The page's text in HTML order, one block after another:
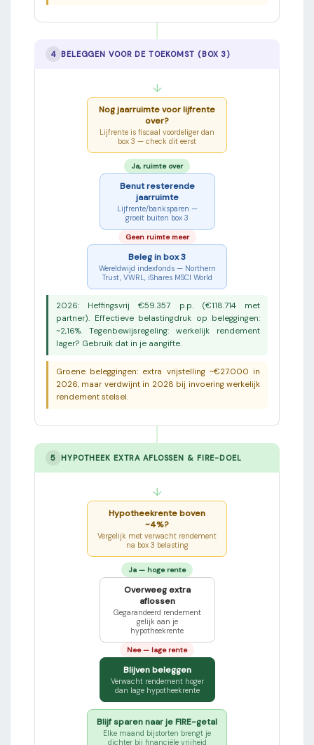
4 BELEGGEN VOOR DE TOEKOMST (BOX 3)
↓
Nog jaarruimte voor lijfrente
over?
Lijfrente is fiscaal voordeliger dan
box 3 — check dit eerst
Ja, ruimte over
Benut resterende
jaarruimte
Lijfrente/banksparen —
groeit buiten box 3
Geen ruimte meer
Beleg in box 3
Wereldwijd indexfonds — Northern
Trust, VWRL, iShares MSCI World
2026: Heffingsvrij €59.357 p.p. (€118.714 met
partner). Effectieve belastingdruk op beleggingen:
~2,16%. Tegenbewijsregeling: werkelijk rendement
lager? Gebruik dat in je aangifte.
Groene beleggingen: extra vrijstelling ~€27.000 in
2026, maar verdwijnt in 2028 bij invoering werkelijk
rendement stelsel.
5 HYPOTHEEK EXTRA AFLOSSEN & FIRE-DOEL
↓
Hypotheekrente boven
~4%?
Vergelijk met verwacht rendement
na box 3 belasting
Ja — hoge rente
Overweeg extra
aflossen
Gegarandeerd rendement
gelijk aan je
hypotheekrente
Nee — lage rente
Blijven beleggen
Verwacht rendement hoger
dan lage hypotheekrente
Blijf sparen naar je FIRE-getal
Elke maand bijstorten brengt je
dichter bij financiële vrijheid